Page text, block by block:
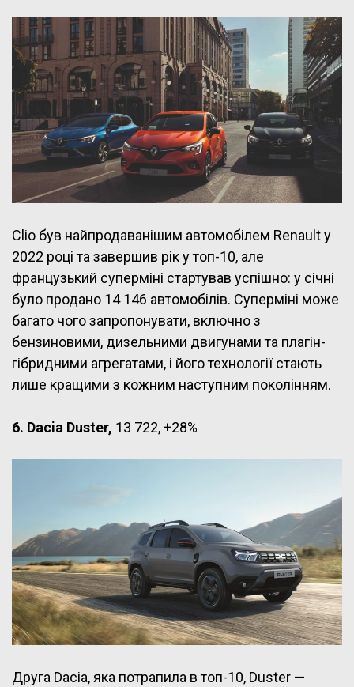
Clio був найпродаванішим автомобілем Renault у
2022 році та завершив рік у топ-10, але
французький суперміні стартував успішно: у січні
було продано 14 146 автомобілів. Суперміні може
багато чого запропонувати, включно з
бензиновими, дизельними двигунами та плагін-
гібридними агрегатами, і його технології стають
лише кращими з кожним наступним поколінням.
6. Dacia Duster, 13 722, +28%
Друга Dacia, яка потрапила в топ-10, Duster —